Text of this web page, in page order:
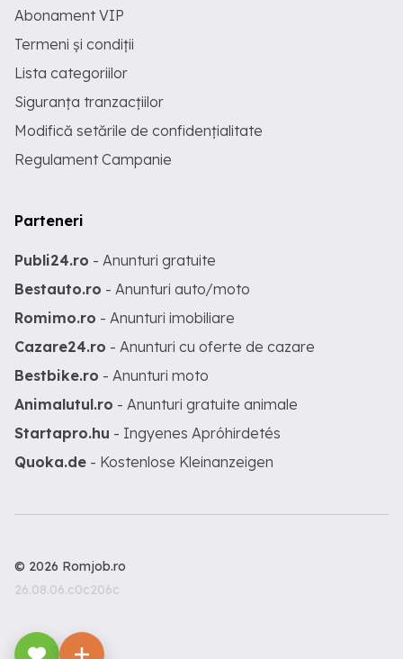
Abonament VIP
Termeni și condiții
Lista categoriilor
Siguranța tranzacțiilor
Modifică setările de confidențialitate
Regulament Campanie
Parteneri
Publi24.ro - Anunturi gratuite
Bestauto.ro - Anunturi auto/moto
Romimo.ro - Anunturi imobiliare
Cazare24.ro - Anunturi cu oferte de cazare
Bestbike.ro - Anunturi moto
Animalutul.ro - Anunturi gratuite animale
Startapro.hu - Ingyenes Apróhirdetés
Quoka.de - Kostenlose Kleinanzeigen
© 2026 Romjob.ro
26.08.06.c0c206c